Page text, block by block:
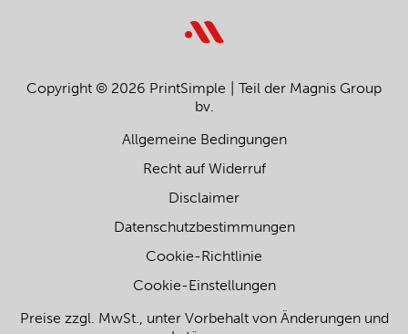
Copyright © 2026 PrintSimple
Teil der Magnis Group
bv.
Allgemeine Bedingungen
Recht auf Widerruf
Disclaimer
Datenschutzbestimmungen
Cookie-Richtlinie
Cookie-Einstellungen
Preise zzgl. MwSt., unter Vorbehalt von Änderungen und